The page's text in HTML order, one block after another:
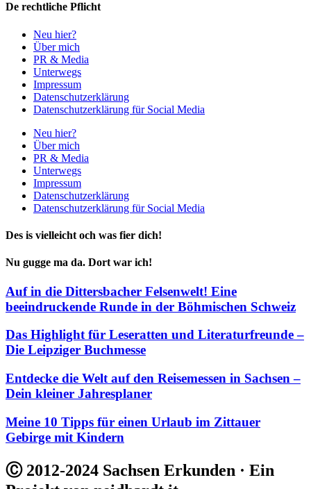
De rechtliche Pflicht
Neu hier?
Über mich
PR & Media
Unterwegs
Impressum
Datenschutzerklärung
Datenschutzerklärung für Social Media
Neu hier?
Über mich
PR & Media
Unterwegs
Impressum
Datenschutzerklärung
Datenschutzerklärung für Social Media
Des is vielleicht och was fier dich!
Nu gugge ma da. Dort war ich!
Auf in die Dittersbacher Felsenwelt! Eine
beeindruckende Runde in der Böhmischen Schweiz
Das Highlight für Leseratten und Literaturfreunde –
Die Leipziger Buchmesse
Entdecke die Welt auf den Reisemessen in Sachsen –
Dein kleiner Jahresplaner
Meine 10 Tipps für einen Urlaub im Zittauer
Gebirge mit Kindern
Ⓒ 2012-2024 Sachsen Erkunden · Ein